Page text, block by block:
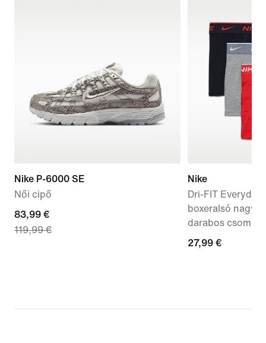
Nike P-6000 SE
Női cipő
current
price
83,99 €
119,99 €
Nike
Dri-FIT
boxeralsó
darabos csomag)
27,99
27,99 €